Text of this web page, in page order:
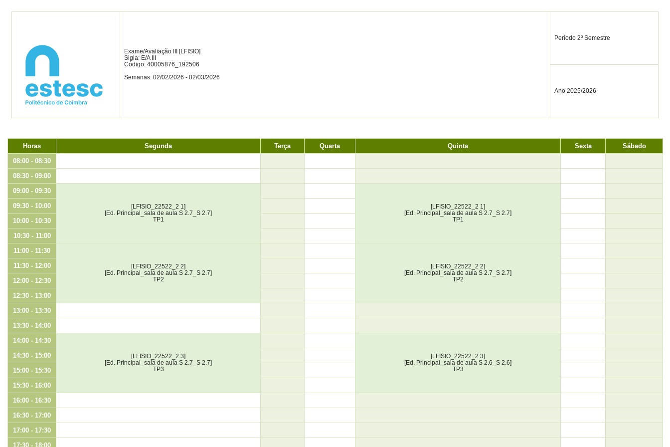
Exame/Avaliação III [LFISIO]
Sigla: E/A III
Código: 40005876_192506
Semanas: 02/02/2026 - 02/03/2026
Período 2º Semestre
Ano 2025/2026
Horas Segunda Terça Quarta Quinta Sexta
Sábado
08:00 - 08:30
08:30 - 09:00
09:00 - 09:30
[LFISIO_22522_2 1]
[Ed. Principal_sala de aula S 2.7_S 2.7]
TP1
[LFISIO_22522_2 1]
[Ed. Principal_sala de aula S 2.7_S 2.7]
TP1
09:30 - 10:00
10:00 - 10:30
10:30 - 11:00
11:00 - 11:30
[LFISIO_22522_2 2]
[Ed. Principal_sala de aula S 2.7_S 2.7]
TP2
[LFISIO_22522_2 2]
[Ed. Principal_sala de aula S 2.7_S 2.7]
TP2
11:30 - 12:00
12:00 - 12:30
12:30 - 13:00
13:00 - 13:30
13:30 - 14:00
14:00 - 14:30
[LFISIO_22522_2 3]
[Ed. Principal_sala de aula S 2.7_S 2.7]
TP3
[LFISIO_22522_2 3]
[Ed. Principal_sala de aula S 2.6_S 2.6]
TP3
14:30 - 15:00
15:00 - 15:30
15:30 - 16:00
16:00 - 16:30
16:30 - 17:00
17:00 - 17:30
17:30 - 18:00